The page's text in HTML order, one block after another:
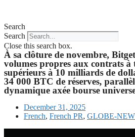
Search
Search
Close this search box.
À sa clôture de novembre,
volumes propres aux contrats à
supérieurs à 10 milliards de
34 000 BTC de réserves,
dynamique axée bourse
December 31, 2025
French, French PR, GLOBE-